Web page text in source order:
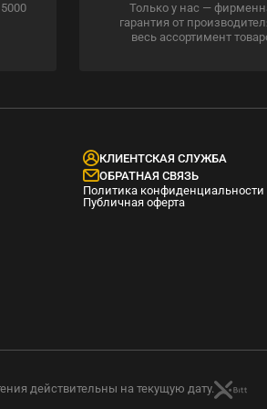
Только у нас —
гарантия от
весь ассортимент
КЛИЕНТСКАЯ СЛУЖБА
ОБРАТНАЯ СВЯЗЬ
Политика конфиденциальности
Публичная оферта
действительны на текущую дату.